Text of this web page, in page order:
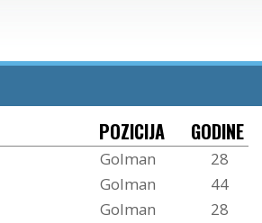
POZICIJA GODINE
Golman
28
Golman
44
Golman
28